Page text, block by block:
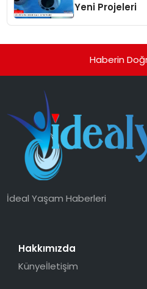
Yeni Projeleri
Haberin
İdeal Yaşam Haberleri
Hakkımızda
Künyeİletişim